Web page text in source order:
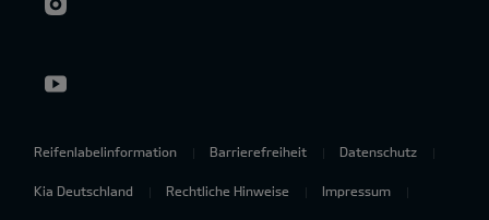
Reifenlabelinformation Barrierefreiheit Datenschutz
Kia Deutschland Rechtliche Hinweise Impressum